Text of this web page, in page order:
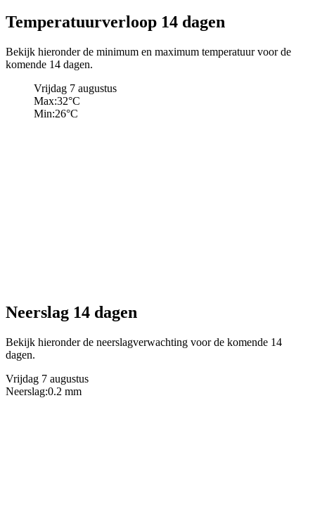
Temperatuurverloop 14 dagen
Bekijk hieronder de minimum en maximum temperatuur voor de
komende 14 dagen.
Vrijdag 7 augustus
Max:32°C
Min:26°C
Neerslag 14 dagen
Bekijk hieronder de neerslagverwachting voor de komende 14
dagen.
Vrijdag 7 augustus
Neerslag:0.2 mm